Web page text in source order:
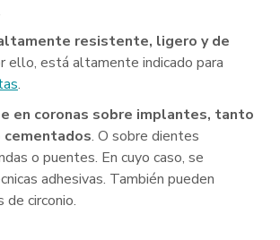
resistente, ligero y de
ello, está altamente indicado para
.
en coronas sobre implantes, tanto
cementados. O sobre dientes
o puentes. En cuyo caso, se
adhesivas. También pueden
de circonio.